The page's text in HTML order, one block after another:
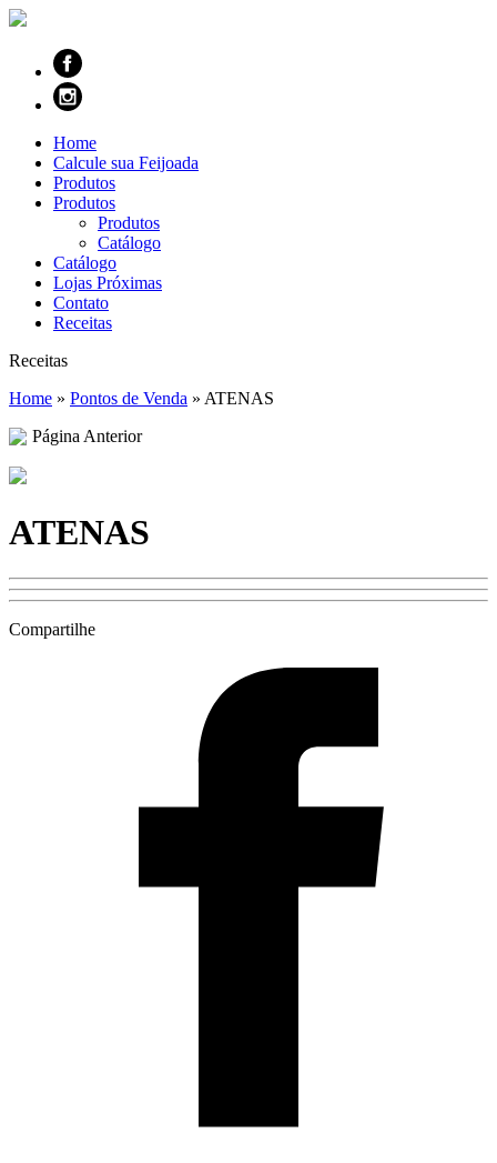
Home
Calcule sua Feijoada
Produtos
Produtos
Produtos
Catálogo
Catálogo
Lojas Próximas
Contato
Receitas
Receitas
Home » Pontos de Venda » ATENAS
Página Anterior
ATENAS
Compartilhe